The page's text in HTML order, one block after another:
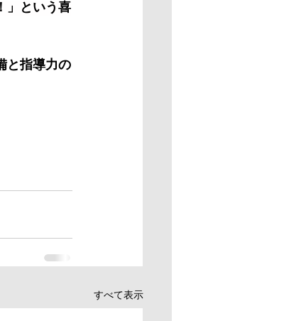
」という喜
と指導力の
すべて表示